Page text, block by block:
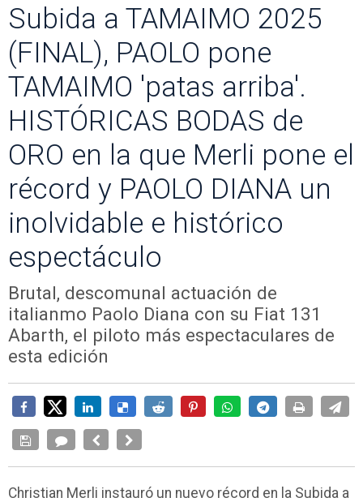
Subida a TAMAIMO 2025
(FINAL), PAOLO pone
TAMAIMO 'patas arriba'.
HISTÓRICAS BODAS de
ORO en la que Merli pone el
récord y PAOLO DIANA un
inolvidable e histórico
espectáculo
Brutal, descomunal actuación de
italianmo Paolo Diana con su Fiat 131
Abarth, el piloto más espectaculares de
esta edición
Christian Merli instauró un nuevo récord en la Subida a